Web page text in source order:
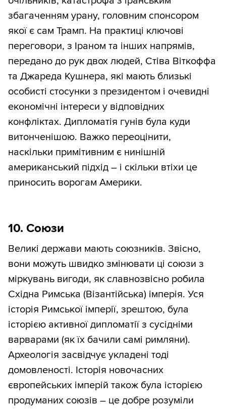
збагаченням урану, головним спонсором
якої є сам Трамп. На практиці ключові
переговори, з Іраном та інших напрямів,
передано до рук двох людей, Стіва Віткоффа
та Джареда Кушнера, які мають близькі
особисті стосунки з президентом і очевидні
економічні інтереси у відповідних
конфліктах. Дипломатія гунів була куди
витонченішою. Важко переоцінити,
наскільки примітивним є нинішній
американський підхід – і скільки втіхи це
приносить ворогам Америки.
10. Союзи
Великі держави мають союзників. Звісно,
вони можуть швидко змінювати ці союзи з
міркувань вигоди, як славнозвісно робила
Східна Римська (Візантійська) імперія. Уся
історія Римської імперії, зрештою, була
історією активної дипломатії з сусідніми
варварами (як їх бачили самі римляни).
Археологія засвідчує укладені тоді
домовленості. Історія новочасних
європейських імперій також була історією
продуманих союзів – це добре розуміли